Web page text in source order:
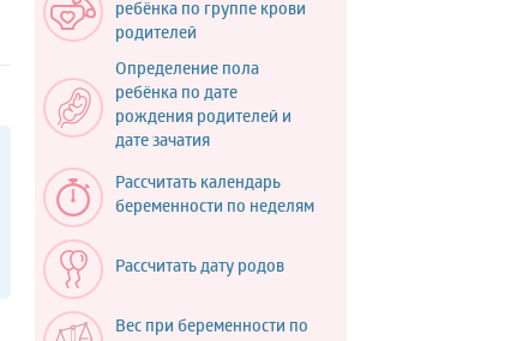
ребёнка по группе крови
родителей
Определение пола
ребёнка по дате
рождения родителей и
дате зачатия
Рассчитать календарь
беременности по неделям
Рассчитать дату родов
Вес при беременности по